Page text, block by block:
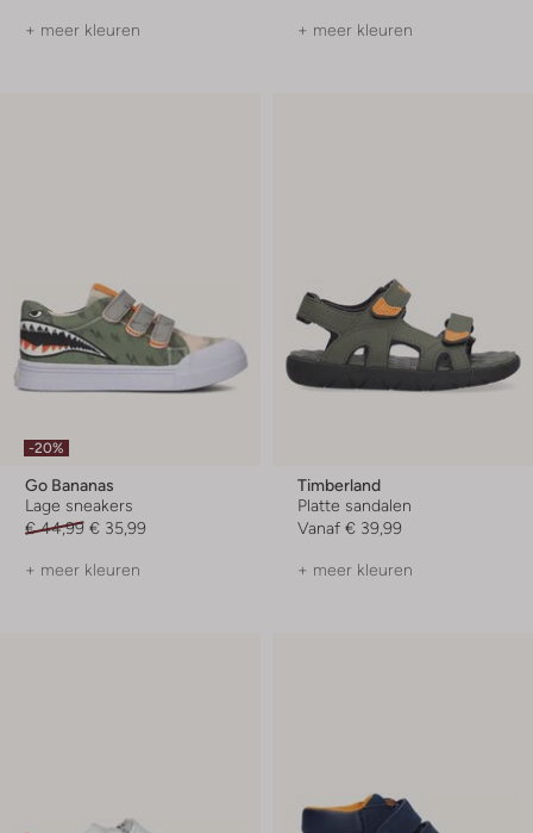
+ meer kleuren + meer kleuren
-20%
Go Bananas
Lage sneakers
€ 44,99 € 35,99
+ meer kleuren
Timberland
Platte sandalen
Vanaf € 39,99
+ meer kleuren